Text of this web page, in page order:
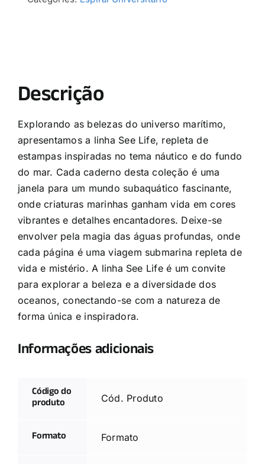
Descrição
Explorando as belezas do universo marítimo,
apresentamos a linha See Life, repleta de
estampas inspiradas no tema náutico e do fundo
do mar. Cada caderno desta coleção é uma
janela para um mundo subaquático fascinante,
onde criaturas marinhas ganham vida em cores
vibrantes e detalhes encantadores. Deixe-se
envolver pela magia das águas profundas, onde
cada página é uma viagem submarina repleta de
vida e mistério. A linha See Life é um convite
para explorar a beleza e a diversidade dos
oceanos, conectando-se com a natureza de
forma única e inspiradora.
Informações adicionais
Código do
produto Cód. Produto
Formato Formato